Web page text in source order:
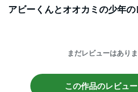
アビーくんとオオカミの少年の
まだレビューはありま
この作品のレビュ